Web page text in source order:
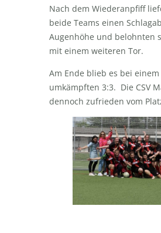
Nach dem Wiederanpfiff
beide Teams einen
Augenhöhe und belohnten
mit einem weiteren Tor.
Am Ende blieb es bei
umkämpften 3:3. Die CSV
dennoch zufrieden vom